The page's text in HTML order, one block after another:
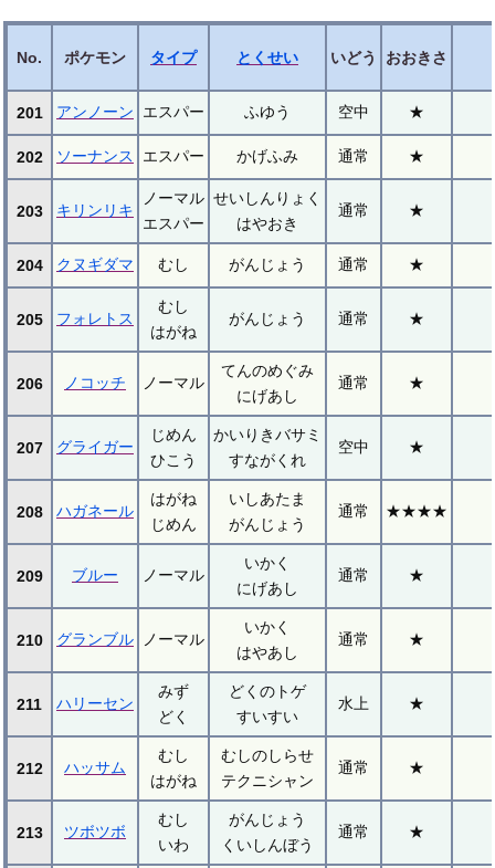
No. ポケモン タイプ とくせい いどう おおきさ
201 アンノーン エスパー ふゆう 空中 ★
202 ソーナンス エスパー かげふみ 通常 ★
203 キリンリキ
ノーマル
エスパー
せいしんりょく
はやおき
通常 ★
204 クヌギダマ むし がんじょう 通常 ★
205 フォレトス
むし
はがね
がんじょう 通常 ★
206 ノコッチ ノーマル
てんのめぐみ
にげあし
通常 ★
207 グライガー
じめん
ひこう
かいりきバサミ
すながくれ
空中 ★
208 ハガネール
はがね
じめん
いしあたま
がんじょう
通常 ★★★★
209 ブルー ノーマル
いかく
にげあし
通常 ★
210 グランブル ノーマル
いかく
はやあし
通常 ★
211 ハリーセン
みず
どく
どくのトゲ
すいすい
水上 ★
212 ハッサム
むし
はがね
むしのしらせ
テクニシャン
通常 ★
213 ツボツボ
むし
いわ
がんじょう
くいしんぼう
通常 ★